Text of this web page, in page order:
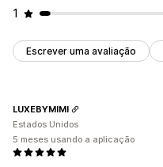
1
Escrever uma avaliação
LUXEBYMIMI
Estados Unidos
5 meses usando a aplicação